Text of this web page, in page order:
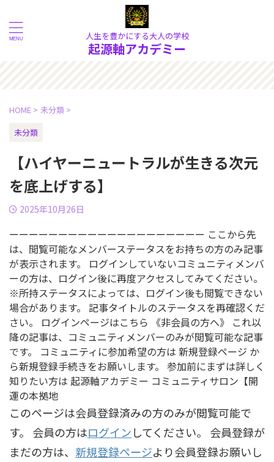
人生を豊かにする大人の学校
起源軸アカデミー
HOME > 未分類 >
未分類
【ハイヤーニュートラルが生きる次元
を底上げする】
2025年10月26日
ーーーーーーーーーーーーーーーーーーーー ここから先
は、閲覧可能なメンバーステータスをお持ちの方のみ記事
が表示されます。 ログインしていないコミュニティメンバ
ーの方は、ログイン後に再度アクセスしてみてください。
※所持ステータスによっては、ログイン後も閲覧できない
場合があります。 記事タイトルのステータスを再確認くだ
さい。 ログインページはこちら 《非会員の方へ》 これ以
降の記事は、コミュニティメンバーのみが閲覧可能な記事
です。 コミュニティに参加希望の方は 新規登録ページ か
ら新規登録手続きをお願いします。 参加前にまずは詳しく
知りたい方は 起源軸アカデミー コミュニティサロン【開
運の本拠地
このページは会員登録済みの方のみが閲覧可能で
す。 会員の方はログインしてください。 会員登録が
まだの方は、 新規登録ページより会員登録お願いし